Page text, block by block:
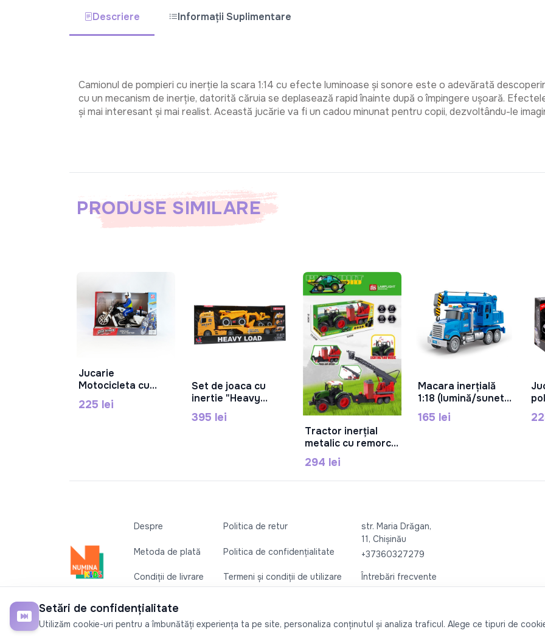
Descriere Informații Suplimentare
Camionul de pompieri cu inerție la scara 1:14 cu efecte luminoase și sonore este o adevărată
cu un mecanism de inerție, datorită căruia se deplasează rapid înainte după o împingere ușoară.
și mai interesant și mai realist. Această jucărie va fi un cadou minunat pentru copii, dezvoltându-le
PRODUSE SIMILARE
Jucarie
Motocicleta cu
inertie (lumini si
sunet), alb RJ3347
225 lei
În Coș
Set de joaca cu
inertie "Heavy
Load" 602034
395 lei
În Coș
Tractor inerțial
metalic cu remorcă,
suport telescopic și
pulverizator de
apă, cu muzică și
294 lei
În Coș
Macara inerțială
1:18 (lumină/sunet),
RJ6673-11
165 lei
Despre Politica de retur
Metoda de plată Politica de confidențialitate
Condiții de livrare Termeni și condiții de utilizare
Întrebări frecvente
str. Maria Drăgan,
11, Chișinău
+37360327279
©2026 Numina Kids. Toate drepturile rezervate
Setări de confidențialitate
Utilizăm cookie-uri pentru a îmbunătăți experiența ta pe site, personaliza conținutul și analiza traficul. Alege ce tipuri de